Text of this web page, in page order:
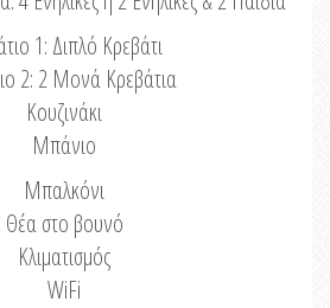
1: Διπλό Κρεβάτι
2: 2 Μονά Κρεβάτια
Κουζινάκι
Μπάνιο
Μπαλκόνι
Θέα στο βουνό
Κλιματισμός
WiFi